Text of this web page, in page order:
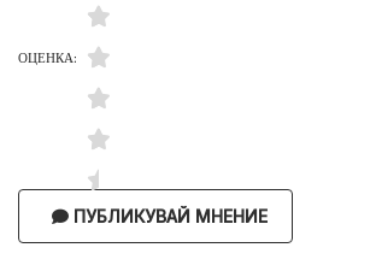
ОЦЕНКА:
ПУБЛИКУВАЙ МНЕНИЕ